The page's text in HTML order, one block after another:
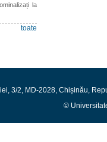
la
toate
3/2, MD-2028, Chișinău,
©